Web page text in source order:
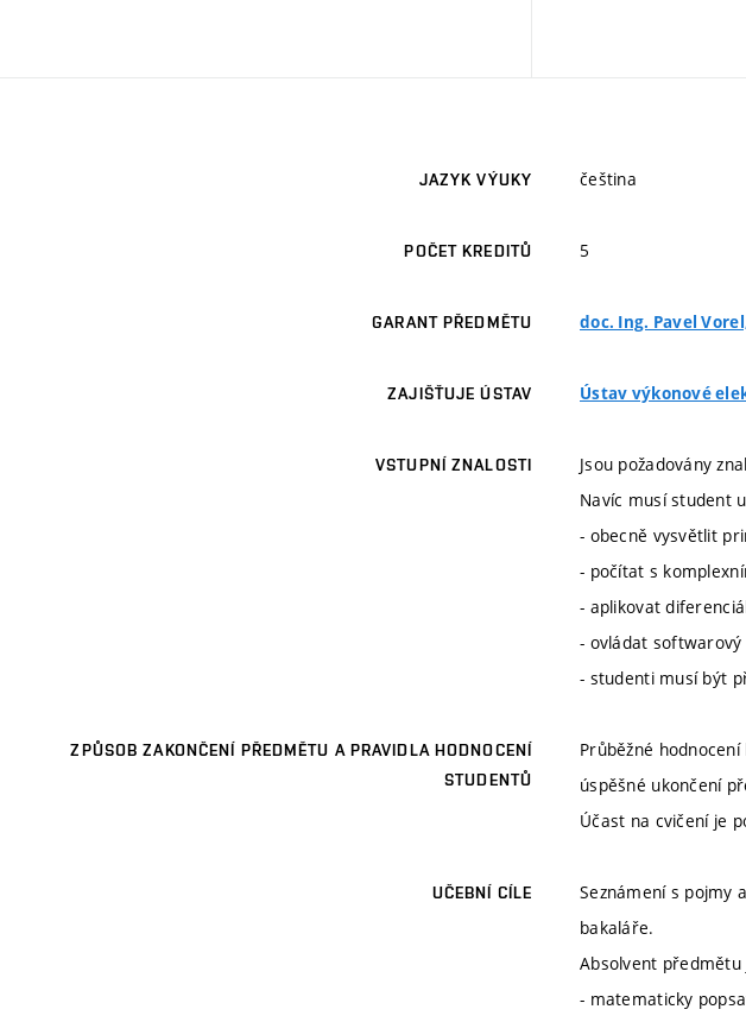
JAZYK VÝUKY čeština
POČET KREDITŮ 5
GARANT PŘEDMĚTU doc. Ing. Pavel
ZAJIŠŤUJE ÚSTAV Ústav výkonové
VSTUPNÍ ZNALOSTI
Jsou požadovány
Navíc musí student
- obecně vysvětlit
- počítat s
- aplikovat
- ovládat softwarový
- studenti musí být
ZPŮSOB ZAKONČENÍ PŘEDMĚTU A PRAVIDLA HODNOCENÍ
STUDENTŮ
Průběžné
úspěšné ukončení
Účast na cvičení je
UČEBNÍ CÍLE
Seznámení s pojmy
bakaláře.
Absolvent předmětu
- matematicky